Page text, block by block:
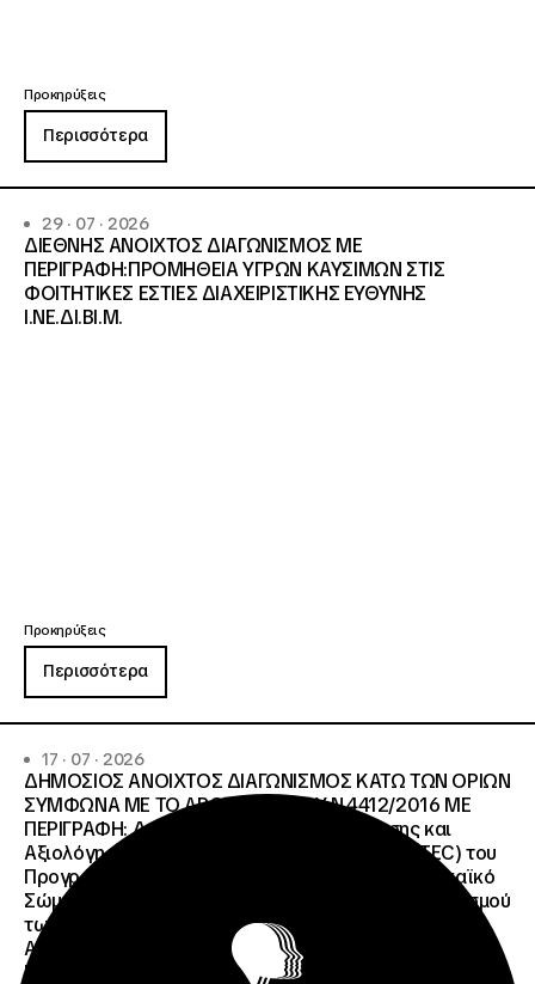
Προκηρύξεις
Περισσότερα
29 · 07 · 2026
ΔΙΕΘΝΗΣ ΑΝΟΙΧΤΟΣ ΔΙΑΓΩΝΙΣΜΟΣ ΜΕ
ΠΕΡΙΓΡΑΦΗ:ΠΡΟΜΗΘΕΙΑ ΥΓΡΩΝ ΚΑΥΣΙΜΩΝ ΣΤΙΣ
ΦΟΙΤΗΤΙΚΕΣ ΕΣΤΙΕΣ ΔΙΑΧΕΙΡΙΣΤΙΚΗΣ ΕΥΘΥΝΗΣ
Ι.ΝΕ.ΔΙ.ΒΙ.Μ.
Προκηρύξεις
Περισσότερα
17 · 07 · 2026
ΔΗΜΟΣΙΟΣ ΑΝΟΙΧΤΟΣ ΔΙΑΓΩΝΙΣΜΟΣ ΚΑΤΩ ΤΩΝ ΟΡΙΩΝ
ΣΥΜΦΩΝΑ ΜΕ ΤΟ ΑΡΘΡΟ 107 ΤΟΥ Ν.4412/2016 ΜΕ
ΠΕΡΙΓΡΑΦΗ: Διοργάνωση Κύκλου Κατάρτισης και
Αξιολόγησης (Training and Evaluation Cycle – TEC) του
Προγράμματος European Solidarity Corps (Ευρωπαϊκό
Σώμα Αλληλεγγύης) της Εθνικής Μονάδας Συντονισμού
των Προγραμμάτων Erasmus+/Τομέας Νεολαία &
Αθλητισμός και Ευρωπαϊκό Σώμα Αλληλεγγύης ΜΕ
ΠΡΟΫΠΟΛΓΙΣΜΟ:258.064,52 € μη